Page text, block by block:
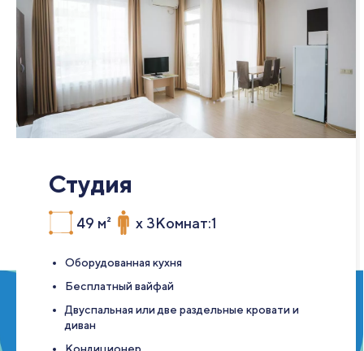
Студия
49 м² x 3Комнат:1
Оборудованная кухня
Бесплатный вайфай
Двуспальная или две раздельные кровати и
диван